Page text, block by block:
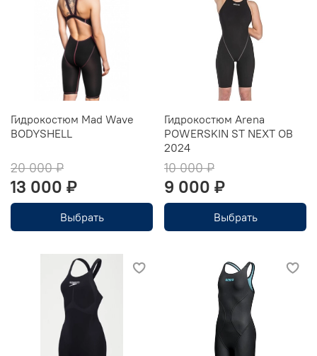
Гидрокостюм Mad Wave
BODYSHELL
20 000 ₽
13 000 ₽
Выбрать
Гидрокостюм Arena
POWERSKIN ST NEXT OB
2024
10 000 ₽
9 000 ₽
Выбрать